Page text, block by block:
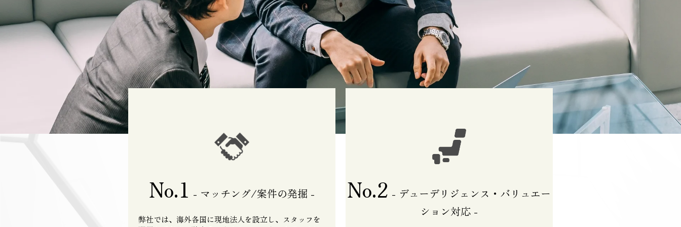
No.1 - マッチング/案件の発掘 -
弊社では、海外各国に現地法人を設立し、スタッフを
No.2 - デューデリジェンス・バリュエー
ション対応 -